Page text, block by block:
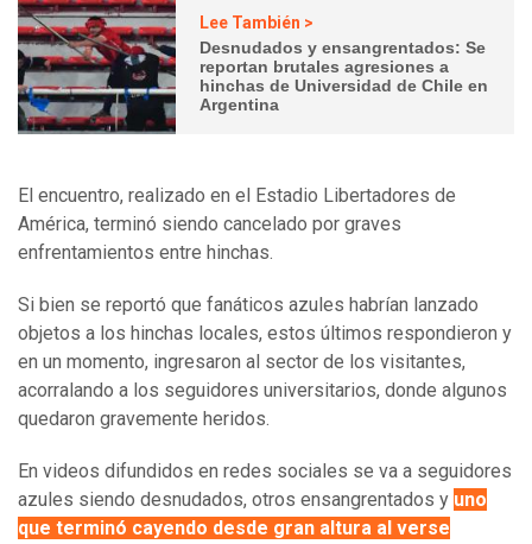
Lee También >
Desnudados y ensangrentados: Se
reportan brutales agresiones a
hinchas de Universidad de Chile en
Argentina
El encuentro, realizado en el Estadio Libertadores de
América, terminó siendo cancelado por graves
enfrentamientos entre hinchas.
Si bien se reportó que fanáticos azules habrían lanzado
objetos a los hinchas locales, estos últimos respondieron y
en un momento, ingresaron al sector de los visitantes,
acorralando a los seguidores universitarios, donde algunos
quedaron gravemente heridos.
En videos difundidos en redes sociales se va a seguidores
azules siendo desnudados, otros ensangrentados y uno
que terminó cayendo desde gran altura al verse